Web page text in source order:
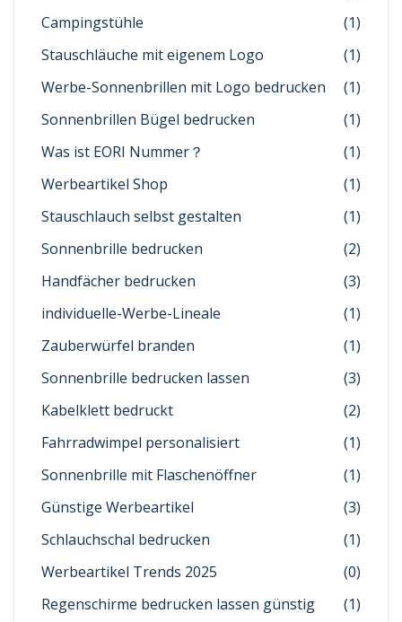
Campingstühle
(1)
Stauschläuche mit eigenem Logo
(1)
Werbe-Sonnenbrillen mit Logo bedrucken
(1)
Sonnenbrillen Bügel bedrucken
(1)
Was ist EORI Nummer？
(1)
Werbeartikel Shop
(1)
Stauschlauch selbst gestalten
(1)
Sonnenbrille bedrucken
(2)
Handfächer bedrucken
(3)
individuelle-Werbe-Lineale
(1)
Zauberwürfel branden
(1)
Sonnenbrille bedrucken lassen
(3)
Kabelklett bedruckt
(2)
Fahrradwimpel personalisiert
(1)
Sonnenbrille mit Flaschenöffner
(1)
Günstige Werbeartikel
(3)
Schlauchschal bedrucken
(1)
Werbeartikel Trends 2025
(0)
Regenschirme bedrucken lassen günstig
(1)